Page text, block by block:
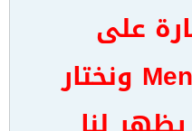
على
MenuShowDelay ونختار